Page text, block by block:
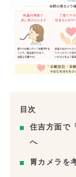
目次
住吉方面で
へ
胃カメラを